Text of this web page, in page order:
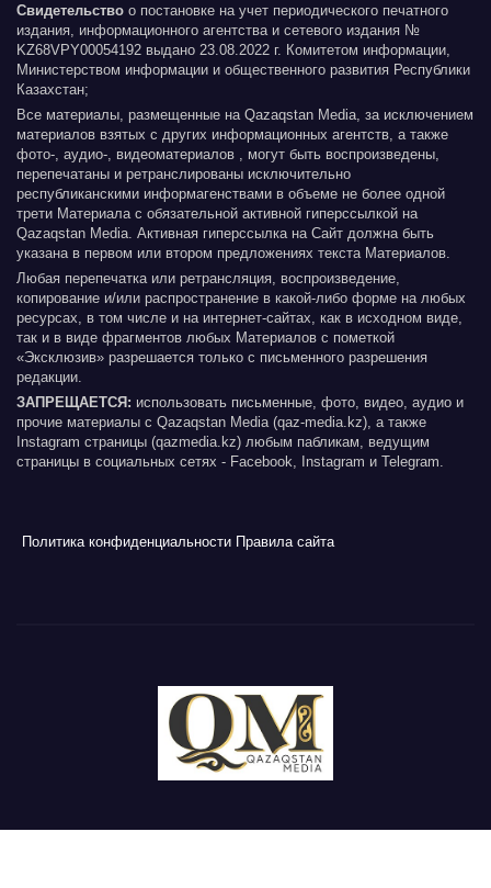
Свидетельство о постановке на учет периодического печатного
издания, информационного агентства и сетевого издания №
KZ68VPY00054192 выдано 23.08.2022 г. Комитетом информации,
Министерством информации и общественного развития Республики
Казахстан;
Все материалы, размещенные на Qazaqstan Media, за исключением
материалов взятых с других информационных агентств, а также
фото-, аудио-, видеоматериалов , могут быть воспроизведены,
перепечатаны и ретранслированы исключительно
республиканскими информагенствами в объеме не более одной
трети Материала с обязательной активной гиперссылкой на
Qazaqstan Media. Активная гиперссылка на Сайт должна быть
указана в первом или втором предложениях текста Материалов.
Любая перепечатка или ретрансляция, воспроизведение,
копирование и/или распространение в какой-либо форме на любых
ресурсах, в том числе и на интернет-сайтах, как в исходном виде,
так и в виде фрагментов любых Материалов с пометкой
«Эксклюзив» разрешается только с письменного разрешения
редакции.
ЗАПРЕЩАЕТСЯ: использовать письменные, фото, видео, аудио и
прочие материалы с Qazaqstan Media (qaz-media.kz), а также
Instagram страницы (qazmedia.kz) любым пабликам, ведущим
страницы в социальных сетях - Facebook, Instagram и Telegram.
Политика конфиденциальности Правила сайта